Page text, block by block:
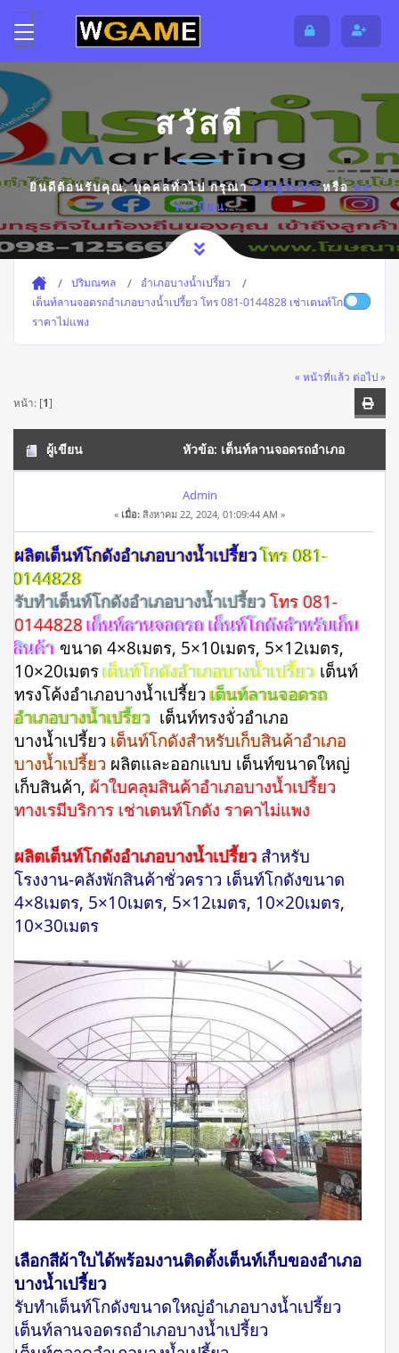
สวัสดี
ยินดีต้อนรับคุณ,บุคคลทั่วไปกรุณาเข้าสู่ระบบหรือลง
ทะเบียน
ปริมณฑล
อำเภอบางน้ำเปรี้ยว
เต็นท์ลานจอดรถอำเภอบางน้ำเปรี้ยว โทร 081-0144828 เช่าเตนท์โกดัง
ราคาไม่แพง
« หน้าที่แล้ว ต่อไป »
หน้า: [1]
ผู้เขียน หัวข้อ: เต็นท์ลานจอดรถอำเภอ
บางน้ำเปรี้ยว โทร 081-0144828 เช่าเตนท์โกดัง ราคาไม่แพง
(อ่าน 10850 ครั้ง)
Admin
« เมื่อ: สิงหาคม 22, 2024, 01:09:44 AM »
ผลิตเต็นท์โกดังอำเภอบางน้ำเปรี้ยว โทร 081-
0144828
รับทำเต็นท์โกดังอำเภอบางน้ำเปรี้ยวโทร 081-
0144828เต็นท์ลานจอดรถ เต็นท์โกดังสำหรับเก็บ
สินค้า ขนาด 4×8เมตร, 5×10เมตร, 5×12เมตร,
10×20เมตรเต็นท์โกดังอำเภอบางน้ำเปรี้ยว เต็นท์
ทรงโค้งอำเภอบางน้ำเปรี้ยว เต็นท์ลานจอดรถ
อำเภอบางน้ำเปรี้ยว เต็นท์ทรงจั่วอำเภอ
บางน้ำเปรี้ยว เต็นท์โกดังสำหรับเก็บสินค้าอำเภอ
บางน้ำเปรี้ยว ผลิตและออกแบบ เต็นท์ขนาดใหญ่
เก็บสินค้า, ผ้าใบคลุมสินค้าอำเภอบางน้ำเปรี้ยว
ทางเรมีบริการ เช่าเตนท์โกดัง ราคาไม่แพง
ผลิตเต็นท์โกดังอำเภอบางน้ำเปรี้ยว สำหรับ
โรงงาน-คลังพักสินค้าชั่วคราว เต็นท์โกดังขนาด
4×8เมตร, 5×10เมตร, 5×12เมตร, 10×20เมตร,
10×30เมตร
เลือกสีผ้าใบได้พร้อมงานติดตั้งเต็นท์เก็บของอำเภอ
บางน้ำเปรี้ยว
รับทำเต็นท์โกดังขนาดใหญ่อำเภอบางน้ำเปรี้ยว
เต็นท์ลานจอดรถอำเภอบางน้ำเปรี้ยว